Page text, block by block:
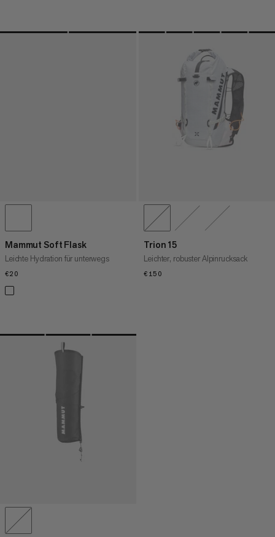
Mammut Soft Flask
Leichte Hydration für unterwegs
€20
Trion 15
Leichter, robuster Alpinrucksack
€150